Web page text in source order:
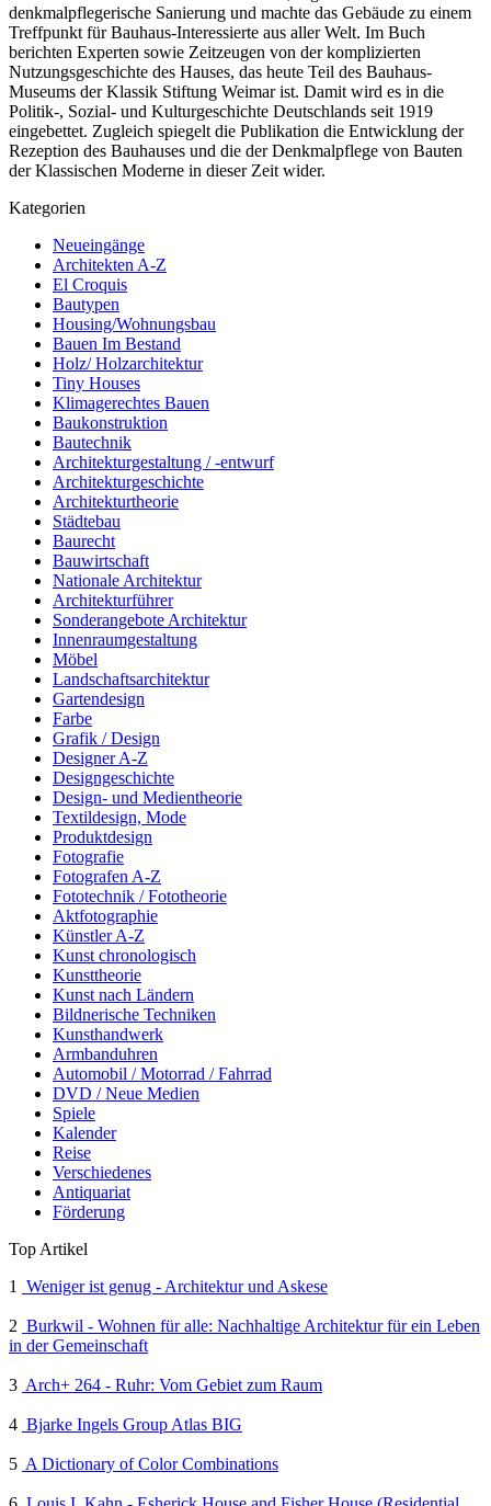
denkmalpflegerische Sanierung und machte das Gebäude zu einem
Treffpunkt für Bauhaus-Interessierte aus aller Welt. Im Buch
berichten Experten sowie Zeitzeugen von der komplizierten
Nutzungsgeschichte des Hauses, das heute Teil des Bauhaus-
Museums der Klassik Stiftung Weimar ist. Damit wird es in die
Politik-, Sozial- und Kulturgeschichte Deutschlands seit 1919
eingebettet. Zugleich spiegelt die Publikation die Entwicklung der
Rezeption des Bauhauses und die der Denkmalpflege von Bauten
der Klassischen Moderne in dieser Zeit wider.
Kategorien
Neueingänge
Architekten A-Z
El Croquis
Bautypen
Housing/Wohnungsbau
Bauen Im Bestand
Holz/ Holzarchitektur
Tiny Houses
Klimagerechtes Bauen
Baukonstruktion
Bautechnik
Architekturgestaltung / -entwurf
Architekturgeschichte
Architekturtheorie
Städtebau
Baurecht
Bauwirtschaft
Nationale Architektur
Architekturführer
Sonderangebote Architektur
Innenraumgestaltung
Möbel
Landschaftsarchitektur
Gartendesign
Farbe
Grafik / Design
Designer A-Z
Designgeschichte
Design- und Medientheorie
Textildesign, Mode
Produktdesign
Fotografie
Fotografen A-Z
Fototechnik / Fototheorie
Aktfotographie
Künstler A-Z
Kunst chronologisch
Kunsttheorie
Kunst nach Ländern
Bildnerische Techniken
Kunsthandwerk
Armbanduhren
Automobil / Motorrad / Fahrrad
DVD / Neue Medien
Spiele
Kalender
Reise
Verschiedenes
Antiquariat
Förderung
Top Artikel
1
Weniger ist genug - Architektur und Askese
2 Burkwil - Wohnen für alle: Nachhaltige Architektur für ein Leben
in der Gemeinschaft
3 Arch+ 264 - Ruhr: Vom Gebiet zum Raum
4 Bjarke Ingels Group Atlas BIG
5 A Dictionary of Color Combinations